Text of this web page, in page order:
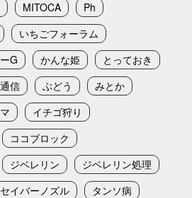
MITOCA
Ph
いちごフォーラム
G かんな姫
とっておき
信 ぶどう
みとか
イチゴ狩り
ココブロック
ジベレリン
ジベレリン処理
セイバーノズル
タンソ病